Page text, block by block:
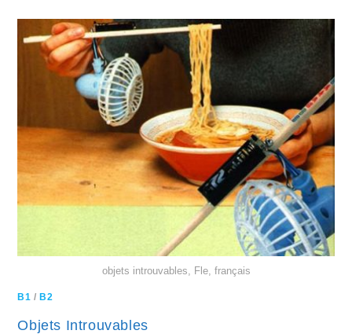
objets introuvables, Fle, français
B1 /B2
Objets Introuvables